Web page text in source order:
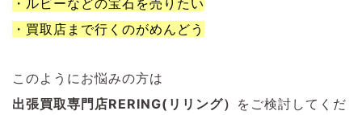
・ルビーなどの宝石を売りたい
・買取店まで行くのがめんどう
このようにお悩みの方は
出張買取専門店RERING(リリング） をご検討してくだ